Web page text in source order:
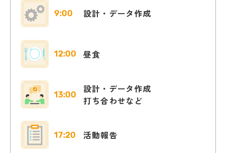
9:00 設計・データ作成
12:00 昼食
13:00
設計・データ作成
打ち合わせなど
17:20 活動報告